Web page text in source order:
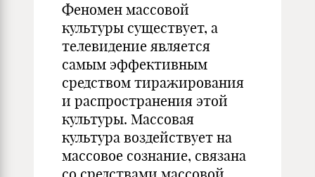
Феномен массовой
культуры существует, а
телевидение является
самым эффективным
средством тиражирования
и распространения этой
культуры. Массовая
культура воздействует на
массовое сознание, связана